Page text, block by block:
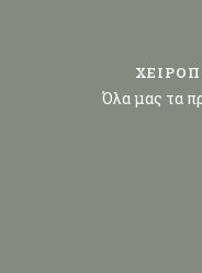
Όλα μας τα